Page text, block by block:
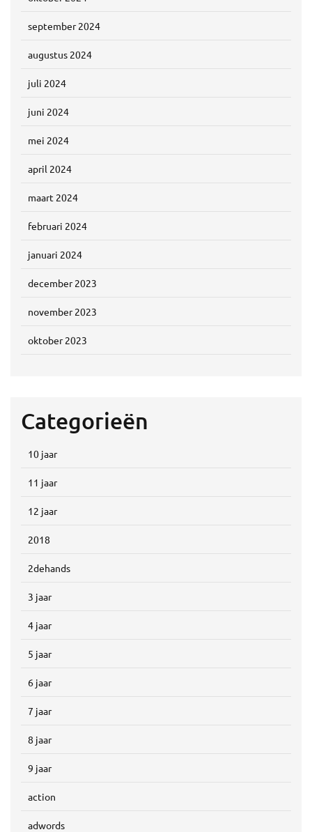
september 2024
augustus 2024
juli 2024
juni 2024
mei 2024
april 2024
maart 2024
februari 2024
januari 2024
december 2023
november 2023
oktober 2023
Categorieën
10 jaar
11 jaar
12 jaar
2018
2dehands
3 jaar
4 jaar
5 jaar
6 jaar
7 jaar
8 jaar
9 jaar
action
adwords